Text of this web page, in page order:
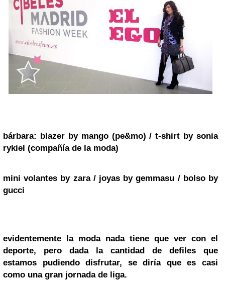
bárbara: blazer by mango (pe&mo) / t-shirt by sonia
rykiel (compañía de la moda)
mini volantes by zara/ joyas bygemmasu / bolso by
gucci
evidentemente la moda nada tiene que ver con el
deporte, pero dada la cantidad de defiles que
estamos pudiendo disfrutar, se diría que es casi
como una gran jornada de liga.